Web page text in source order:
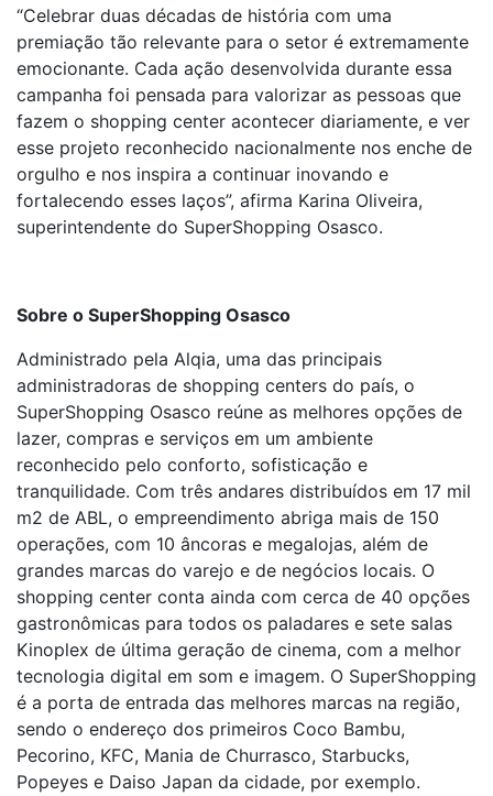
“Celebrar duas décadas de história com uma
premiação tão relevante para o setor é extremamente
emocionante. Cada ação desenvolvida durante essa
campanha foi pensada para valorizar as pessoas que
fazem o shopping center acontecer diariamente, e ver
esse projeto reconhecido nacionalmente nos enche de
orgulho e nos inspira a continuar inovando e
fortalecendo esses laços”, afirma Karina Oliveira,
superintendente do SuperShopping Osasco.
Sobre o SuperShopping Osasco
Administrado pela Alqia, uma das principais
administradoras de shopping centers do país, o
SuperShopping Osasco reúne as melhores opções de
lazer, compras e serviços em um ambiente
reconhecido pelo conforto, sofisticação e
tranquilidade. Com três andares distribuídos em 17 mil
m2 de ABL, o empreendimento abriga mais de 150
operações, com 10 âncoras e megalojas, além de
grandes marcas do varejo e de negócios locais. O
shopping center conta ainda com cerca de 40 opções
gastronômicas para todos os paladares e sete salas
Kinoplex de última geração de cinema, com a melhor
tecnologia digital em som e imagem. O SuperShopping
é a porta de entrada das melhores marcas na região,
sendo o endereço dos primeiros Coco Bambu,
Pecorino, KFC, Mania de Churrasco, Starbucks,
Popeyes e Daiso Japan da cidade, por exemplo.